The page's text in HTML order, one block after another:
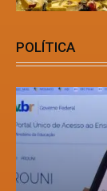
POLÍTICA